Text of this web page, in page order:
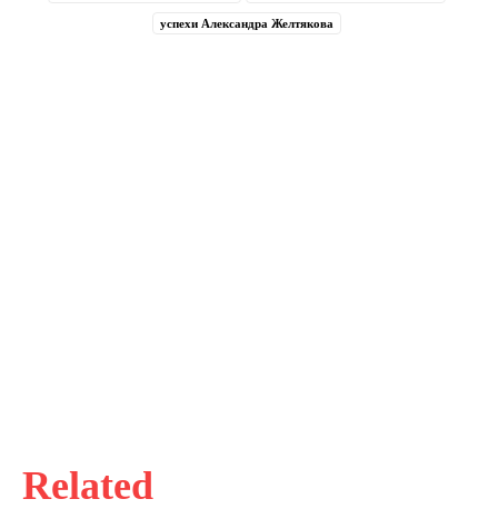
Related
успехи Александра Желтякова